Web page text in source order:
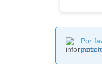
Por
para